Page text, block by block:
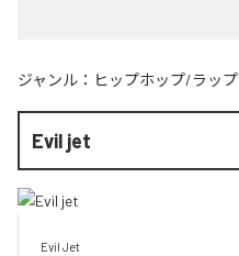
ジャンル： ヒップホップ/ラップ
Evil jet
Evil Jet